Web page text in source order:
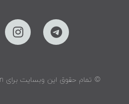
© تمام حقوق این وبسایت برای vfxvision محفوظ است.